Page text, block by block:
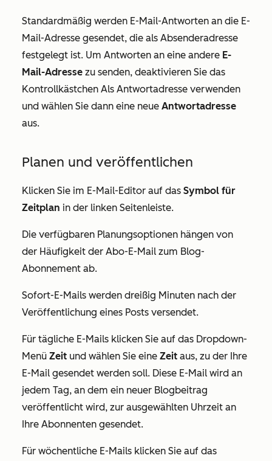
Standardmäßig werden E-Mail-Antworten an die E-
Mail-Adresse gesendet, die als Absenderadresse
festgelegt ist. Um Antworten an eine andere E-
Mail-Adresse zu senden, deaktivieren Sie das
Kontrollkästchen Als Antwortadresse verwenden
und wählen Sie dann eine neue Antwortadresse
aus.
Planen und veröffentlichen
Klicken Sie im E-Mail-Editor auf das Symbol für
Zeitplan in der linken Seitenleiste.
Die verfügbaren Planungsoptionen hängen von
der Häufigkeit der Abo-E-Mail zum Blog-
Abonnement ab.
Sofort-E-Mails werden dreißig Minuten nach der
Veröffentlichung eines Posts versendet.
Für tägliche E-Mails klicken Sie auf das Dropdown-
Menü Zeit und wählen Sie eine Zeit aus, zu der Ihre
E-Mail gesendet werden soll. Diese E-Mail wird an
jedem Tag, an dem ein neuer Blogbeitrag
veröffentlicht wird, zur ausgewählten Uhrzeit an
Ihre Abonnenten gesendet.
Für wöchentliche E-Mails klicken Sie auf das